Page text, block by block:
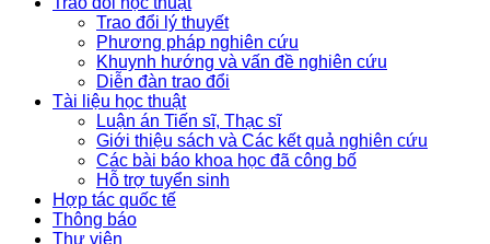
Trao đổi lý thuyết
Phương pháp nghiên cứu
Khuynh hướng và vấn đề nghiên cứu
Diễn đàn trao đổi
Tài liệu học thuật
Luận án Tiến sĩ, Thạc sĩ
Giới thiệu sách và Các kết quả nghiên cứu
Các bài báo khoa học đã công bố
Hỗ trợ tuyển sinh
Hợp tác quốc tế
Thông báo
Thư viện